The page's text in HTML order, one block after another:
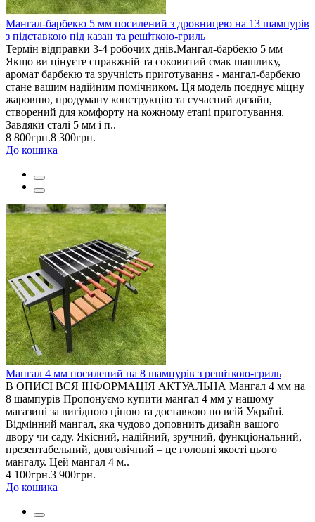
Мангал-барбекю 5 мм посилений з дровницею на 13 шампурів
з підставкою під казан та решіткою-гриль
Термін відправки 3-4 робочих днів.Мангал-барбекю 5 мм
Якщо ви цінуєте справжній та соковитий смак шашлику,
аромат барбекю та зручність приготування - мангал-барбекю
стане вашим надійним помічником. Ця модель поєднує міцну
жаровню, продуману конструкцію та сучасний дизайн,
створений для комфорту на кожному етапі приготування.
Завдяки сталі 5 мм і п..
8 800грн.8 300грн.
До кошика
Мангал 4 мм посилений на 8 шампурів з решіткою-гриль
В ОПИСІ ВСЯ ІНФОРМАЦІЯ АКТУАЛЬНА Мангал 4 мм на
8 шампурів Пропонуємо купити мангал 4 мм у нашому
магазині за вигідною ціною та доставкою по всій Україні.
Відмінний мангал, яка чудово доповнить дизайн вашого
двору чи саду. Якісний, надійний, зручний, функціональний,
презентабельний, довговічний – це головні якості цього
мангалу. Цей мангал 4 м..
4 100грн.3 900грн.
До кошика